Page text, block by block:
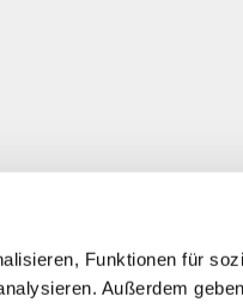
Funktionen für
Außerdem